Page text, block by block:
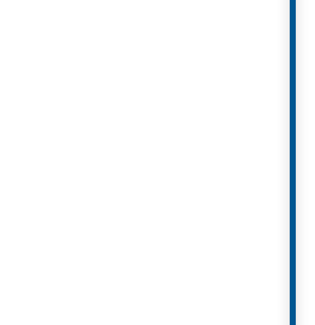
xuất
bạn